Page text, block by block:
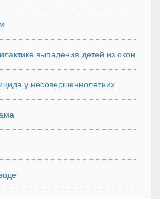
выпадения детей из окон
у несовершеннолетних